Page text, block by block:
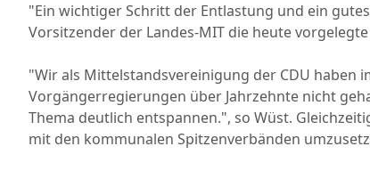
"Ein wichtiger Schritt der Entlastung und ein
Vorsitzender der Landes-MIT die heute
"Wir als Mittelstandsvereinigung der CDU haben
Vorgängerregierungen über Jahrzehnte nicht
Thema deutlich entspannen.", so Wüst.
mit den kommunalen Spitzenverbänden